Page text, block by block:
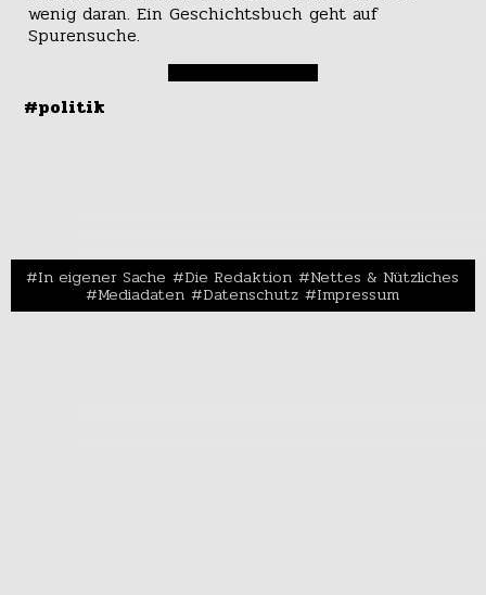
wenig daran. Ein Geschichtsbuch geht auf
Spurensuche.
#politik
In eigener Sache Die Redaktion Nettes & Nützliches
Mediadaten Datenschutz Impressum